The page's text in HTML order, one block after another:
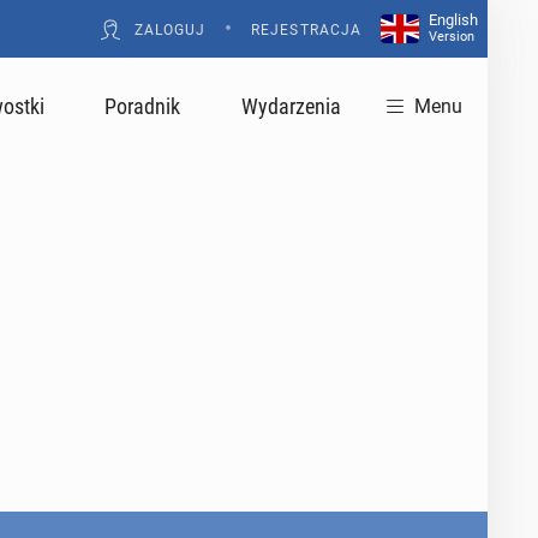
ZALOGUJ • REJESTRACJA
English
Version
Poradnik Wydarzenia Menu